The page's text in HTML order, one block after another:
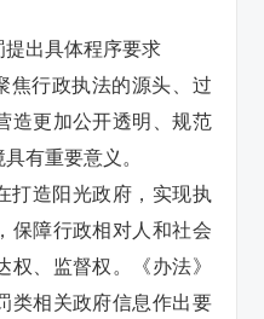
出具体程序要求
焦行政执法的源头、过
造更加公开透明、规范
有重要意义。
打造阳光政府，实现执
保障行政相对人和社会
、监督权。《办法》
类相关政府信息作出要